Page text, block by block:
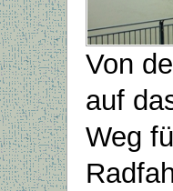
Von
auf
Weg